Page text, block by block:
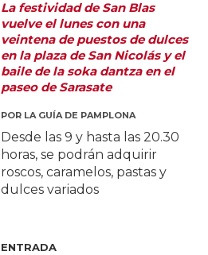
La festividad de San Blas
vuelve el lunes con una
veintena de puestos de dulces
en la plaza de San Nicolás y el
baile de la soka dantza en el
paseo de Sarasate
POR LA GUÍA DE PAMPLONA
Desde las 9 y hasta las 20.30
horas, se podrán adquirir
roscos, caramelos, pastas y
dulces variados
ENTRADA